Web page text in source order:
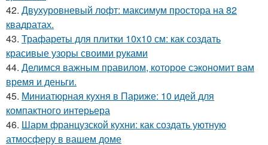
42. Двухуровневый лофт: максимум простора на 82
квадратах.
43. Трафареты для плитки 10х10 см: как создать
красивые узоры своими руками
44. Делимся важным правилом, которое сэкономит вам
время и деньги.
45. Миниатюрная кухня в Париже: 10 идей для
компактного интерьера
46. Шарм французской кухни: как создать уютную
атмосферу в вашем доме